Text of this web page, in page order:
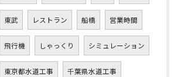
東武 レストラン 船橋 営業時間
飛行機 しゃっくり シミュレーション
東京都水道工事 千葉県水道工事